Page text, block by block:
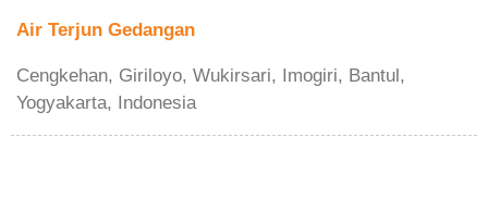
Air Terjun Gedangan
Cengkehan, Giriloyo, Wukirsari, Imogiri, Bantul,
Yogyakarta, Indonesia